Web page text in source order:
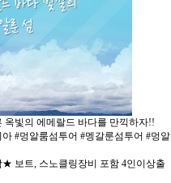
옥빛의 에메랄드 바다를 만끽하자!!
#멍알룸섬투어 #멩갈룬섬투어 #멍알
보트, 스노클링장비 포함 4인이상출